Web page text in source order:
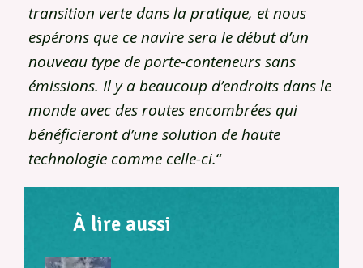
transition verte dans la pratique, et nous
espérons que ce navire sera le début d’un
nouveau type de porte-conteneurs sans
émissions. Il y a beaucoup d’endroits dans le
monde avec des routes encombrées qui
bénéficieront d’une solution de haute
technologie comme celle-ci.“
À lire aussi